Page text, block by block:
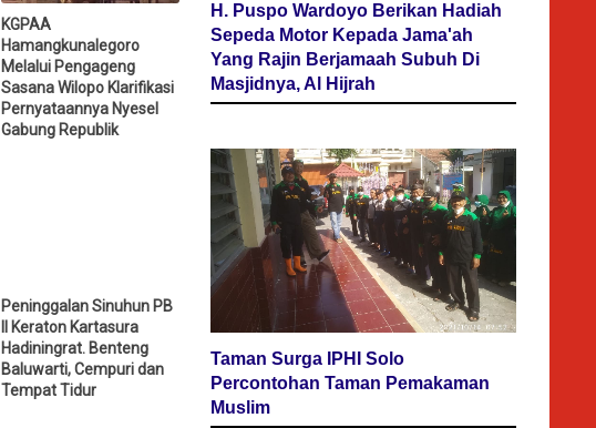
KGPAA
Hamangkunalegoro
Melalui Pengageng
Sasana Wilopo Klarifikasi
Pernyataannya Nyesel
Gabung Republik
Peninggalan Sinuhun PB
II Keraton Kartasura
Hadiningrat. Benteng
Baluwarti, Cempuri dan
Tempat Tidur
H. Puspo Wardoyo Berikan Hadiah
Sepeda Motor Kepada Jama'ah
Yang Rajin Berjamaah Subuh Di
Masjidnya, Al Hijrah
Taman Surga IPHI Solo
Percontohan Taman Pemakaman
Muslim